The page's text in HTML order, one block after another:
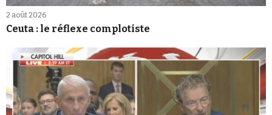
2 août 2026
Ceuta : le réflexe complotiste